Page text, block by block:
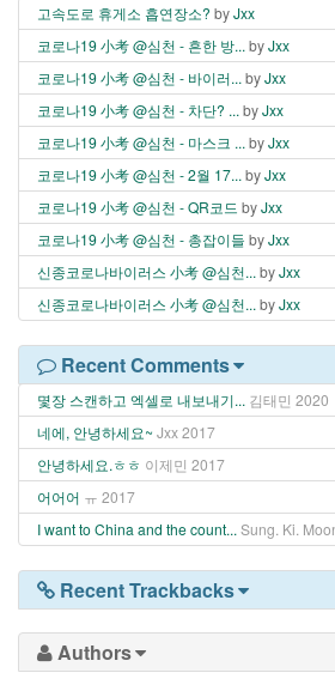
고속도로 휴게소 흡연장소? byJxx
코로나19 小考 @심천 - 흔한 방... byJxx
코로나19 小考 @심천 - 바이러... byJxx
코로나19 小考 @심천 - 차단? ... byJxx
코로나19 小考 @심천 - 마스크 ... byJxx
코로나19 小考 @심천 - 2월 17... byJxx
코로나19 小考 @심천 - QR코드 byJxx
코로나19 小考 @심천 - 총잡이들 byJxx
신종코로나바이러스 小考 @심천... byJxx
신종코로나바이러스 小考 @심천... byJxx
Recent Comments
몇장 스캔하고 엑셀로 내보내기... 김태민 2020
네에, 안녕하세요~ Jxx2017
안녕하세요.ㅎㅎ 이제민 2017
어어어 ㅠ 2017
I want to China and the count... Sung. Ki.
Recent Trackbacks
Authors